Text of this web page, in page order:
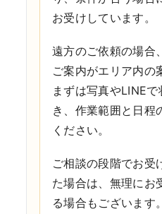
お受けしています。
遠方のご依頼の場合
ご案内がエリア内の
まずは写真やLINE
き、作業範囲と日程
ください。
ご相談の段階でお受
た場合は、無理にお
る場合もございます